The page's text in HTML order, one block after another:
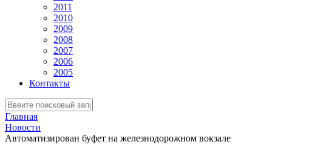
2011
2010
2009
2008
2007
2006
2005
Контакты
Главная
Новости
Автоматизирован буфет на железнодорожном вокзале